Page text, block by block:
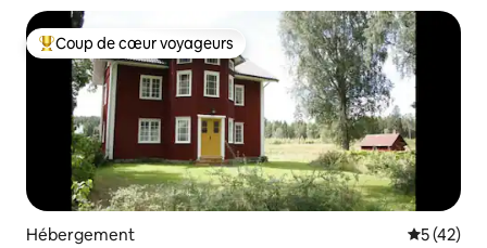
Coups de cœur voyageurs les plus appréciés
Coup de cœur voyageurs
Hébergement
5 (42)